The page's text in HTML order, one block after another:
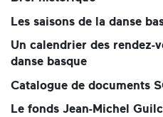
Les saisons de la danse
Un calendrier des rendez-
danse basque
Catalogue de documents
Le fonds Jean-Michel